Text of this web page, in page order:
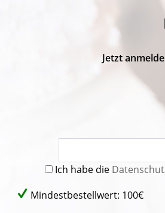
Jetzt
Ich habe die
Mindestbestellwert: 100€